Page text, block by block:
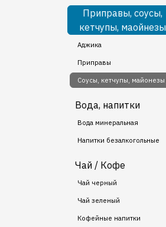
Приправы, соусы,
кетчупы, маойнезы
Аджика
Приправы
Соусы, кетчупы, майонезы
Вода, напитки
Вода минеральная
Напитки безалкогольные
Чай / Кофе
Чай черный
Чай зеленый
Кофейные напитки